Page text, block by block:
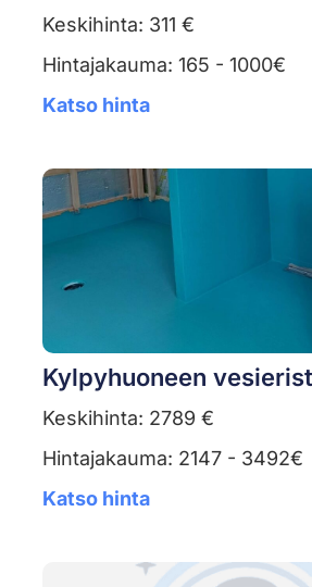
Keskihinta: 311 €
Hintajakauma: 165 - 1000€
Katso hinta
Kylpyhuoneen
Keskihinta: 2789 €
Hintajakauma: 2147 - 3492€
Katso hinta